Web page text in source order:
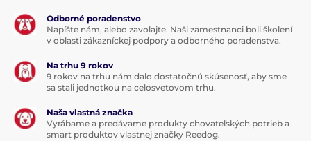
Technické špecifikácie sa môžu zmeniť bez
predchádzajúceho upozornenia. Obrázky majú len
Chovateľstvo Potreby na venčenie
Odborné poradenstvo
Napíšte nám, alebo zavolajte. Naši zamestnanci boli školení
v oblasti zákazníckej podpory a odborného poradenstva.
Na trhu 9 rokov
9 rokov na trhu nám dalo dostatočnú skúsenosť, aby sme
sa stali jednotkou na celosvetovom trhu.
Naša vlastná značka
Vyrábame a predávame produkty chovateľských potrieb a
smart produktov vlastnej značky Reedog.